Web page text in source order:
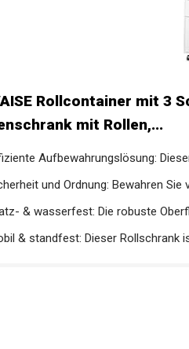
Rollcontainer mit 3
mit Rollen,...
Aufbewahrungslösung:
und Ordnung: Bewahren Sie
& wasserfest: Die robuste
& standfest: Dieser Rollschrank